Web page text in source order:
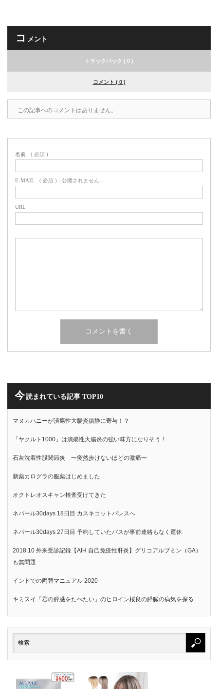
コ メント
トラックバック ( 0 )
コメント ( 0 )
この記事へのコメントはありません。
名前 ( 必須 )
E-MAIL ( 必須 ) - 公開されません -
URL
今読まれている記事 TOP10
マヌカハニーが潰瘍性大腸炎鎮静に寄与！？
「ヤクルト1000」は潰瘍性大腸炎の強い味方になりそう！
石灰沈着性股関節炎 〜突然歩けないほどの激痛〜
新薬カログラの服薬はじめました
オクトレオスキャン検査受けてきた
ネパール30days 18日目 カスキコットパレスへ
ネパール30days 27日目 予約していたバスが事前連絡もなく運休
2018.10 外来受診記録【AIH 自己免疫性肝炎】グリコアルブミン（GA）
も無問題
インドでの両替マニュアル 2020
キミスイ「君の膵臓をたべたい」のヒロイン桜良の膵臓の病気を探る